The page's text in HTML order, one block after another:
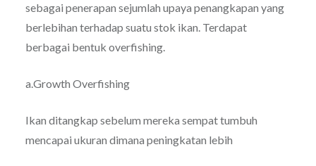
sebagai penerapan sejumlah upaya penangkapan yang
berlebihan terhadap suatu stok ikan. Terdapat
berbagai bentuk overfishing.
a.Growth Overfishing
Ikan ditangkap sebelum mereka sempat tumbuh
mencapai ukuran dimana peningkatan lebih